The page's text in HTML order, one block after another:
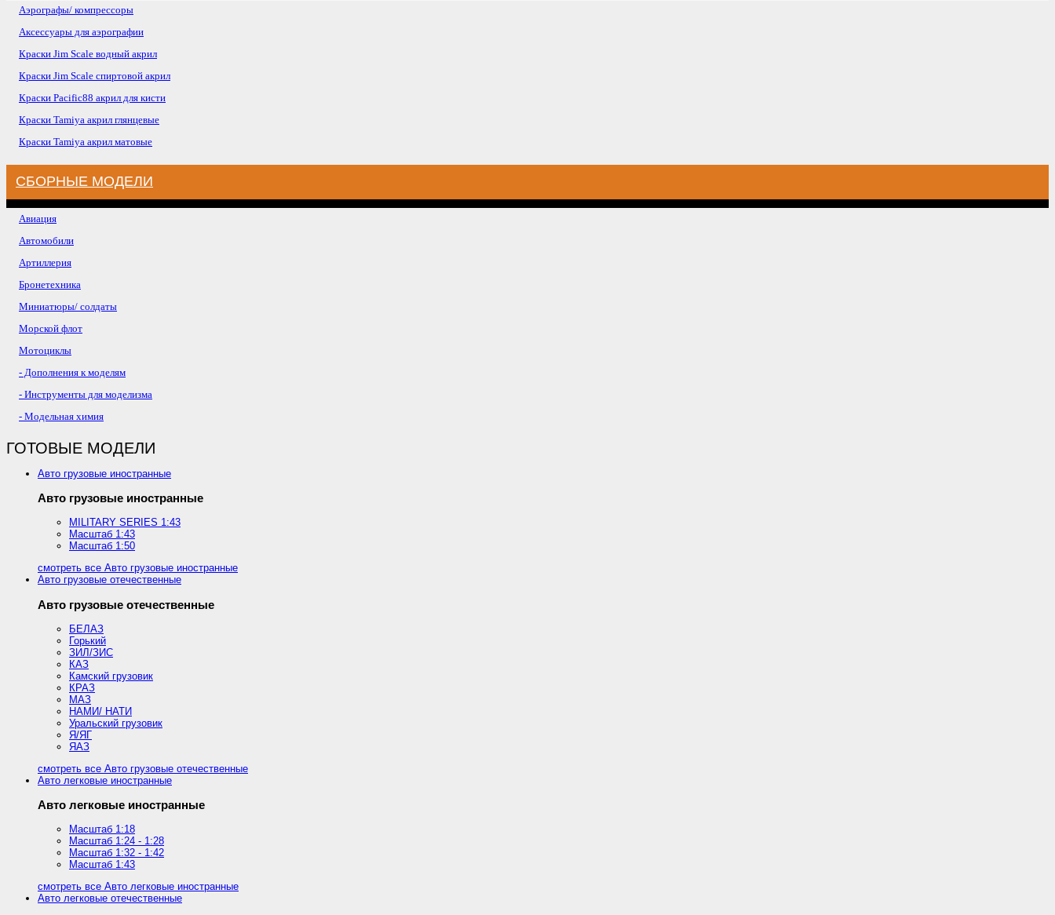
Аэрографы/ компрессоры
Аксессуары для аэрографии
Краски Jim Scale водный акрил
Краски Jim Scale спиртовой акрил
Краски Pacific88 акрил для кисти
Краски Tamiya акрил глянцевые
Краски Tamiya акрил матовые
СБОРНЫЕ МОДЕЛИ
Авиация
Автомобили
Артиллерия
Бронетехника
Миниатюры/ солдаты
Морской флот
Мотоциклы
- Дополнения к моделям
- Инструменты для моделизма
- Модельная химия
ГОТОВЫЕ МОДЕЛИ
Авто грузовые иностранные
Авто грузовые иностранные
MILITARY SERIES 1:43
Масштаб 1:43
Масштаб 1:50
смотреть все Авто грузовые иностранные
Авто грузовые отечественные
Авто грузовые отечественные
БЕЛАЗ
Горький
ЗИЛ/ЗИС
КАЗ
Камский грузовик
КРАЗ
МАЗ
НАМИ/ НАТИ
Уральский грузовик
Я/ЯГ
ЯАЗ
смотреть все Авто грузовые отечественные
Авто легковые иностранные
Авто легковые иностранные
Масштаб 1:18
Масштаб 1:24 - 1:28
Масштаб 1:32 - 1:42
Масштаб 1:43
смотреть все Авто легковые иностранные
Авто легковые отечественные